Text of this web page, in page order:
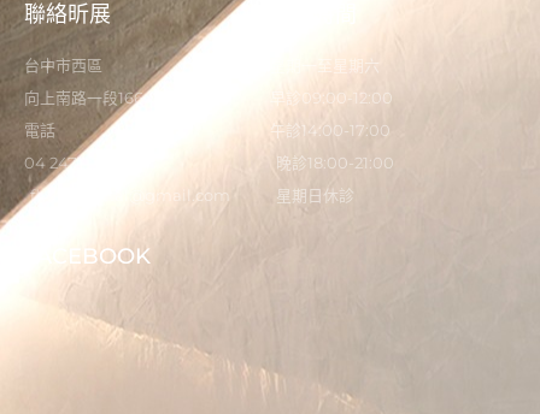
聯絡昕展
台中市西區
向上南路一段166-5號
電話
04 2473 0325
flystardental@gmail.com
星期一至星期六
早診09:00-12:00
午診14:00-17:00
晚診18:00-21:00
星期日休診
FACEBOOK